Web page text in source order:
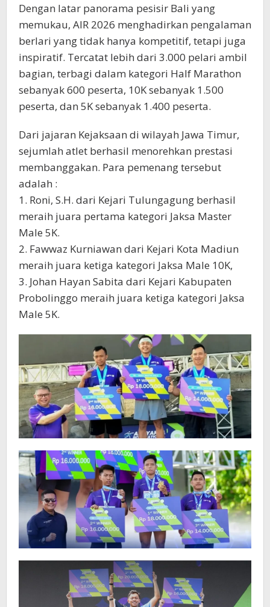
Dengan latar panorama pesisir Bali yang
memukau, AIR 2026 menghadirkan pengalaman
berlari yang tidak hanya kompetitif, tetapi juga
inspiratif. Tercatat lebih dari 3.000 pelari ambil
bagian, terbagi dalam kategori Half Marathon
sebanyak 600 peserta, 10K sebanyak 1.500
peserta, dan 5K sebanyak 1.400 peserta.
Dari jajaran Kejaksaan di wilayah Jawa Timur,
sejumlah atlet berhasil menorehkan prestasi
membanggakan. Para pemenang tersebut
adalah :
1. Roni, S.H. dari Kejari Tulungagung berhasil
meraih juara pertama kategori Jaksa Master
Male 5K.
2. Fawwaz Kurniawan dari Kejari Kota Madiun
meraih juara ketiga kategori Jaksa Male 10K,
3. Johan Hayan Sabita dari Kejari Kabupaten
Probolinggo meraih juara ketiga kategori Jaksa
Male 5K.